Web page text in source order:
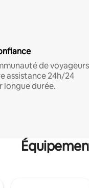
de voyageurs
assistance 24h/24
longue durée.